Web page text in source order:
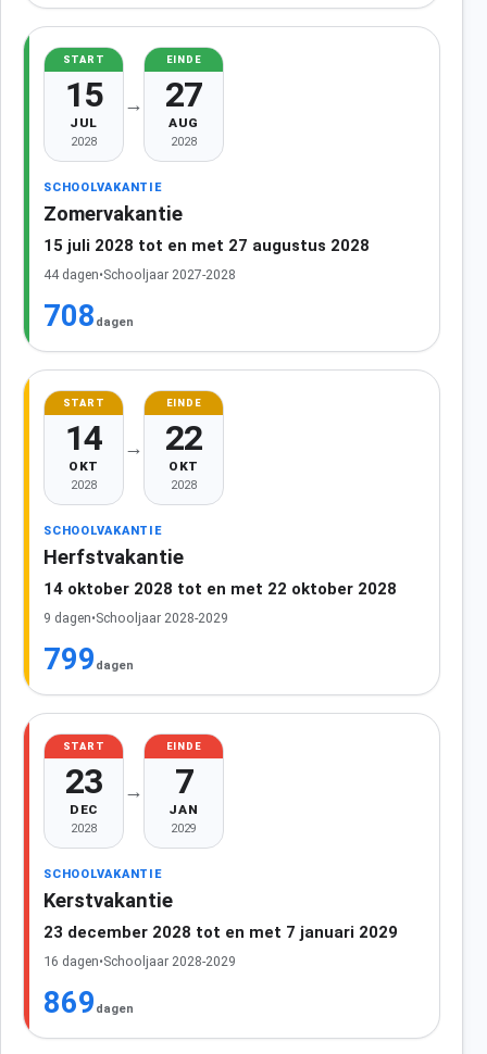
START
15
JUL
2028
→
EINDE
27
AUG
2028
SCHOOLVAKANTIE
Zomervakantie
15 juli 2028 tot en met 27 augustus 2028
44 dagen•Schooljaar 2027-2028
708 dagen
START
14
OKT
2028
→
EINDE
22
OKT
2028
SCHOOLVAKANTIE
Herfstvakantie
14 oktober 2028 tot en met 22 oktober 2028
9 dagen•Schooljaar 2028-2029
799 dagen
START
23
DEC
2028
→
EINDE
7
JAN
2029
SCHOOLVAKANTIE
Kerstvakantie
23 december 2028 tot en met 7 januari 2029
16 dagen•Schooljaar 2028-2029
869 dagen